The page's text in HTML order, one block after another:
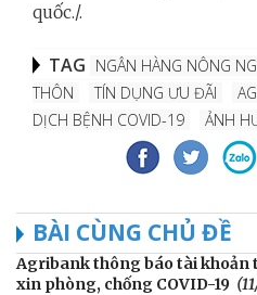
quốc./.
TAG NGÂN HÀNG NÔNG
THÔN
TÍN DỤNG ƯU ĐÃI
DỊCH BỆNH COVID-19
ẢNH
BÀI CÙNG CHỦ ĐỀ
Agribank thông báo tài khoản
xin phòng, chống COVID-19